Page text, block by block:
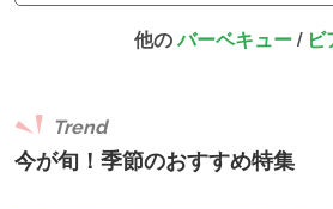
他のバーベキュー/
今が旬！季節のおすすめ特集
Trend